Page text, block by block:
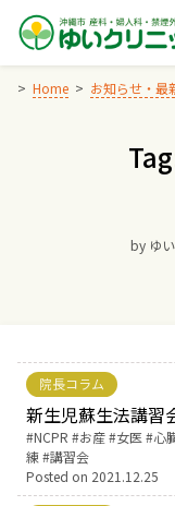
Skip
content
Home お知らせ・最
by ゆ
院長コラム
新生児蘇生法講習
Tags:
NCPR お産 女医 心
練 講習会
Posted on 2021.12.25